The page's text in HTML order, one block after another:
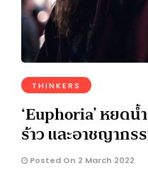
THINKERS
‘Euphoria’ หยด
ร้าว และอาชญาก
Posted On 2 March 2022